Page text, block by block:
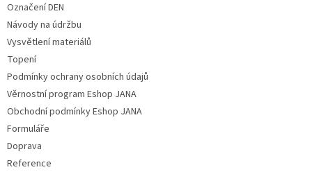
Označení DEN
Návody na údržbu
Vysvětlení materiálů
Topení
Podmínky ochrany osobních údajů
Věrnostní program Eshop JANA
Obchodní podmínky Eshop JANA
Formuláře
Doprava
Reference